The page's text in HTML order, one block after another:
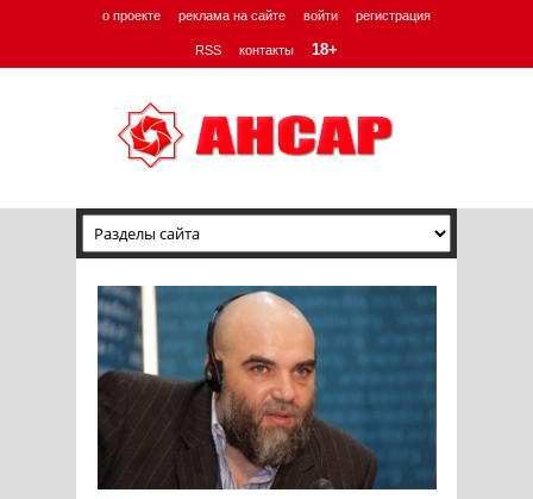
о проекте реклама на сайте войти регистрация
RSS контакты 18+